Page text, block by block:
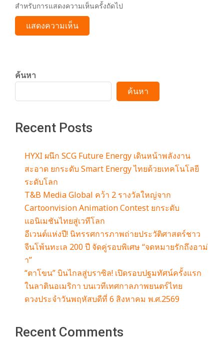
สำหรับการแสดงความเห็นครั้งถัดไป
ค้นหา
ค้นหา
Recent Posts
HYXI ผนึก SCG Future Energy เดินหน้าพลังงาน
สะอาด ยกระดับ Smart Energy ไทยด้วยเทคโนโลยี
ระดับโลก
T&B Media Global คว้า 2 รางวัลใหญ่จาก
Cartoonvision Animation Contest ยกระดับ
แอนิเมชันไทยสู่เวทีโลก
อีเวนต์แห่งปี! นิทรรศการภาพถ่ายประวัติศาสตร์ชาว
จีนโพ้นทะเล 200 ปี จัดคู่รอบพิเศษ “จดหมายรักถึงอาม่
า”
“ตาโขน” บินไกลสู่บราซิล! เปิดรอบปฐมทัศน์ครั้งแรก
ในลาตินอเมริกา บนเวทีเทศกาลภาพยนตร์ไทย
ดวงประจำวันพฤหัสบดีที่ 6 สิงหาคม พ.ศ.2569
Recent Comments